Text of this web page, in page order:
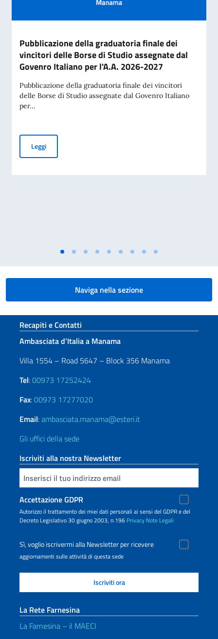
Pubblicazione della graduatoria finale dei
vincitori delle Borse di Studio assegnate dal
Govenro Italiano per l'A.A. 2026-2027
Pubblicazione della graduatoria finale dei vincitori
delle Borse di Studio assegnate dal Govenro Italiano
per...
LeggiPubblicazione della graduatoria finale dei vincitori delle
Naviga nella sezione
Sezione footer
Recapiti e Contatti
Ambasciata d’Italia a Manama
Villa 1554 – Road 5647 – Block 356 Manama
Tel:00973 17252424
Fax:00973 17277020
Email:ambasciata.manama@esteri.it
Gli uffici della sede
Iscriviti alla nostra Newsletter
Inserisci la tua email
Accettazione GDPR
Autorizzo il trattamento dei miei dati personali ai sensi del GDPR e del
Decreto Legislativo 30 giugno 2003, n.196 Privacy Note Legali
Sì, voglio iscrivermi alla Newsletter per ricevere
aggiornamenti sulle attività di questa sede
La Rete Farnesina
La Farnesina – il MAECI